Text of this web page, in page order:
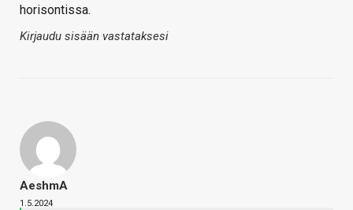
horisontissa.
Kirjaudu sisään vastataksesi
AeshmA
1.5.2024